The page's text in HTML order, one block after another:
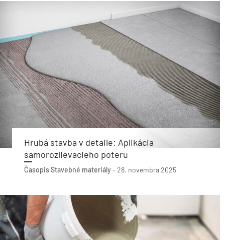
Hrubá stavba v detaile: Aplikácia
samorozlievacieho poteru
Časopis Stavebné materiály- 28. novembra 2025